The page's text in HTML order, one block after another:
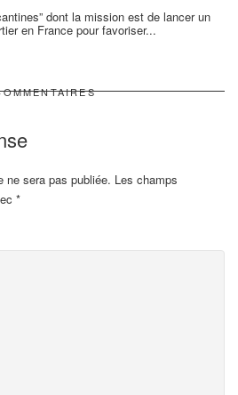
dont la mission est de lancer un
en France pour favoriser...
ne sera pas publiée. Les champs
*